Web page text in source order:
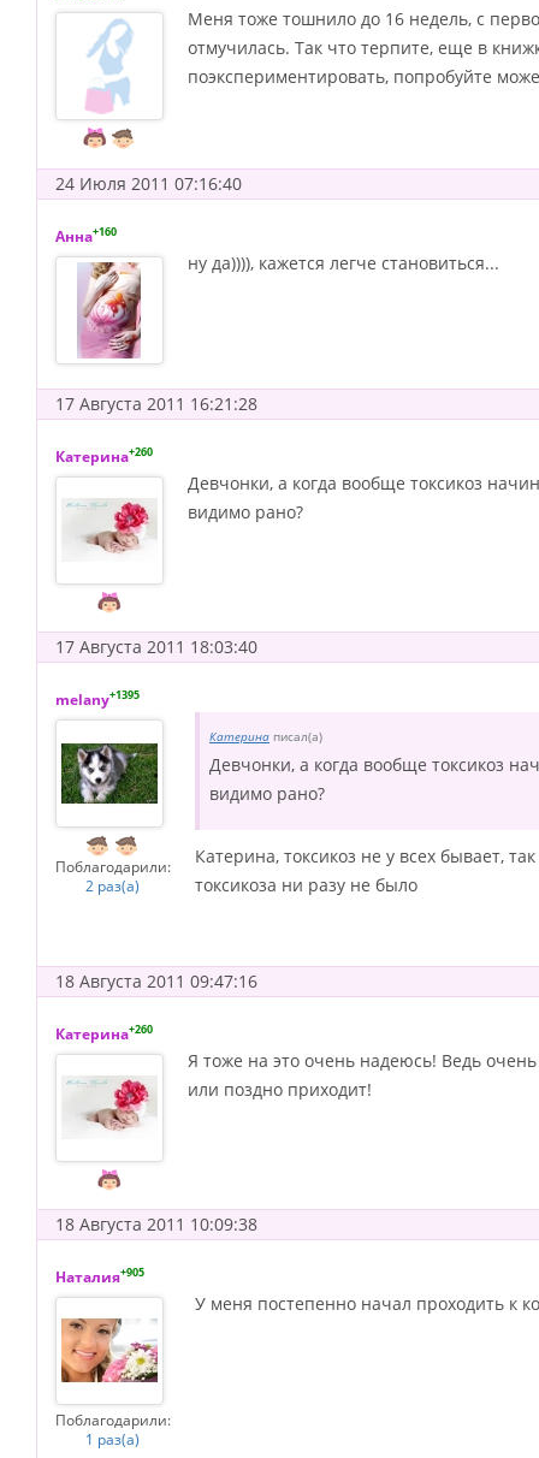
Меня тоже тошнило до 16 недель, с
отмучилась. Так что терпите, еще в
поэкспериментировать, попробуйте
24 Июля 2011 07:16:40
Анна+160
ну да)))), кажется легче становиться...
17 Августа 2011 16:21:28
Катерина+260
Девчонки, а когда вообще токсикоз
видимо рано?
17 Августа 2011 18:03:40
melany+1395
Поблагодарили:
2 раз(а)
Катерина писал(а)
Девчонки, а когда вообще токсикоз
видимо рано?
Катерина, токсикоз не у всех бывает,
токсикоза ни разу не было
18 Августа 2011 09:47:16
Катерина+260
Я тоже на это очень надеюсь! Ведь
или поздно приходит!
18 Августа 2011 10:09:38
Наталия+905
Поблагодарили:
1 раз(а)
У меня постепенно начал проходить к